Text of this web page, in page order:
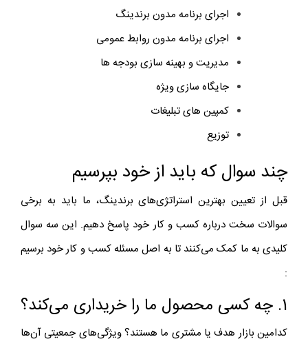
اجرای برنامه مدون برندینگ
اجرای برنامه مدون روابط عمومی
مدیریت و بهینه سازی بودجه ها
جایگاه سازی ویژه
کمپین های تبلیغات
توزیع
چند سوال که باید از خود بپرسیم
قبل از تعیین بهترین استراتژی‌های برندینگ، ما باید به برخی
سوالات سخت درباره کسب و کار خود پاسخ دهیم. این سه سوال
کلیدی به ما کمک می‌کنند تا به اصل مسئله کسب و کار خود برسیم
:
1. چه کسی محصول ما را خریداری می‌کند؟
کدامین بازار هدف یا مشتری ما هستند؟ ویژگی‌های جمعیتی آن‌ها